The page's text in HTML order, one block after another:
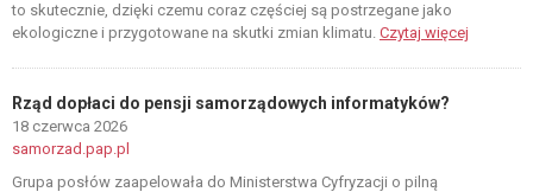
to skutecznie, dzięki czemu coraz częściej są postrzegane jako
ekologiczne i przygotowane na skutki zmian klimatu. Czytaj więcej
Rząd dopłaci do pensji samorządowych informatyków?
18 czerwca 2026
samorzad.pap.pl
Grupa posłów zaapelowała do Ministerstwa Cyfryzacji o pilną